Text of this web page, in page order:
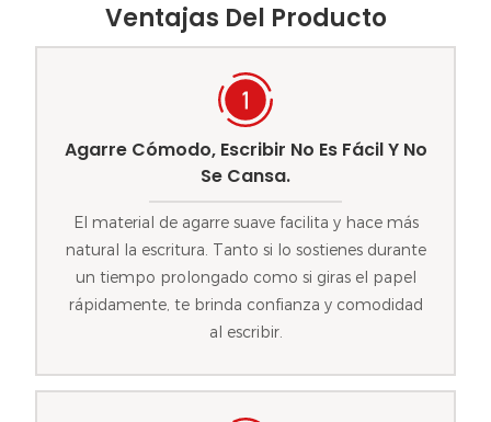
Ventajas Del Producto
Agarre Cómodo, Escribir No Es Fácil Y No
Se Cansa.
El material de agarre suave facilita y hace más
natural la escritura. Tanto si lo sostienes durante
un tiempo prolongado como si giras el papel
rápidamente, te brinda confianza y comodidad
al escribir.